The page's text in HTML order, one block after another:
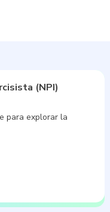
(NPI)
para explorar la